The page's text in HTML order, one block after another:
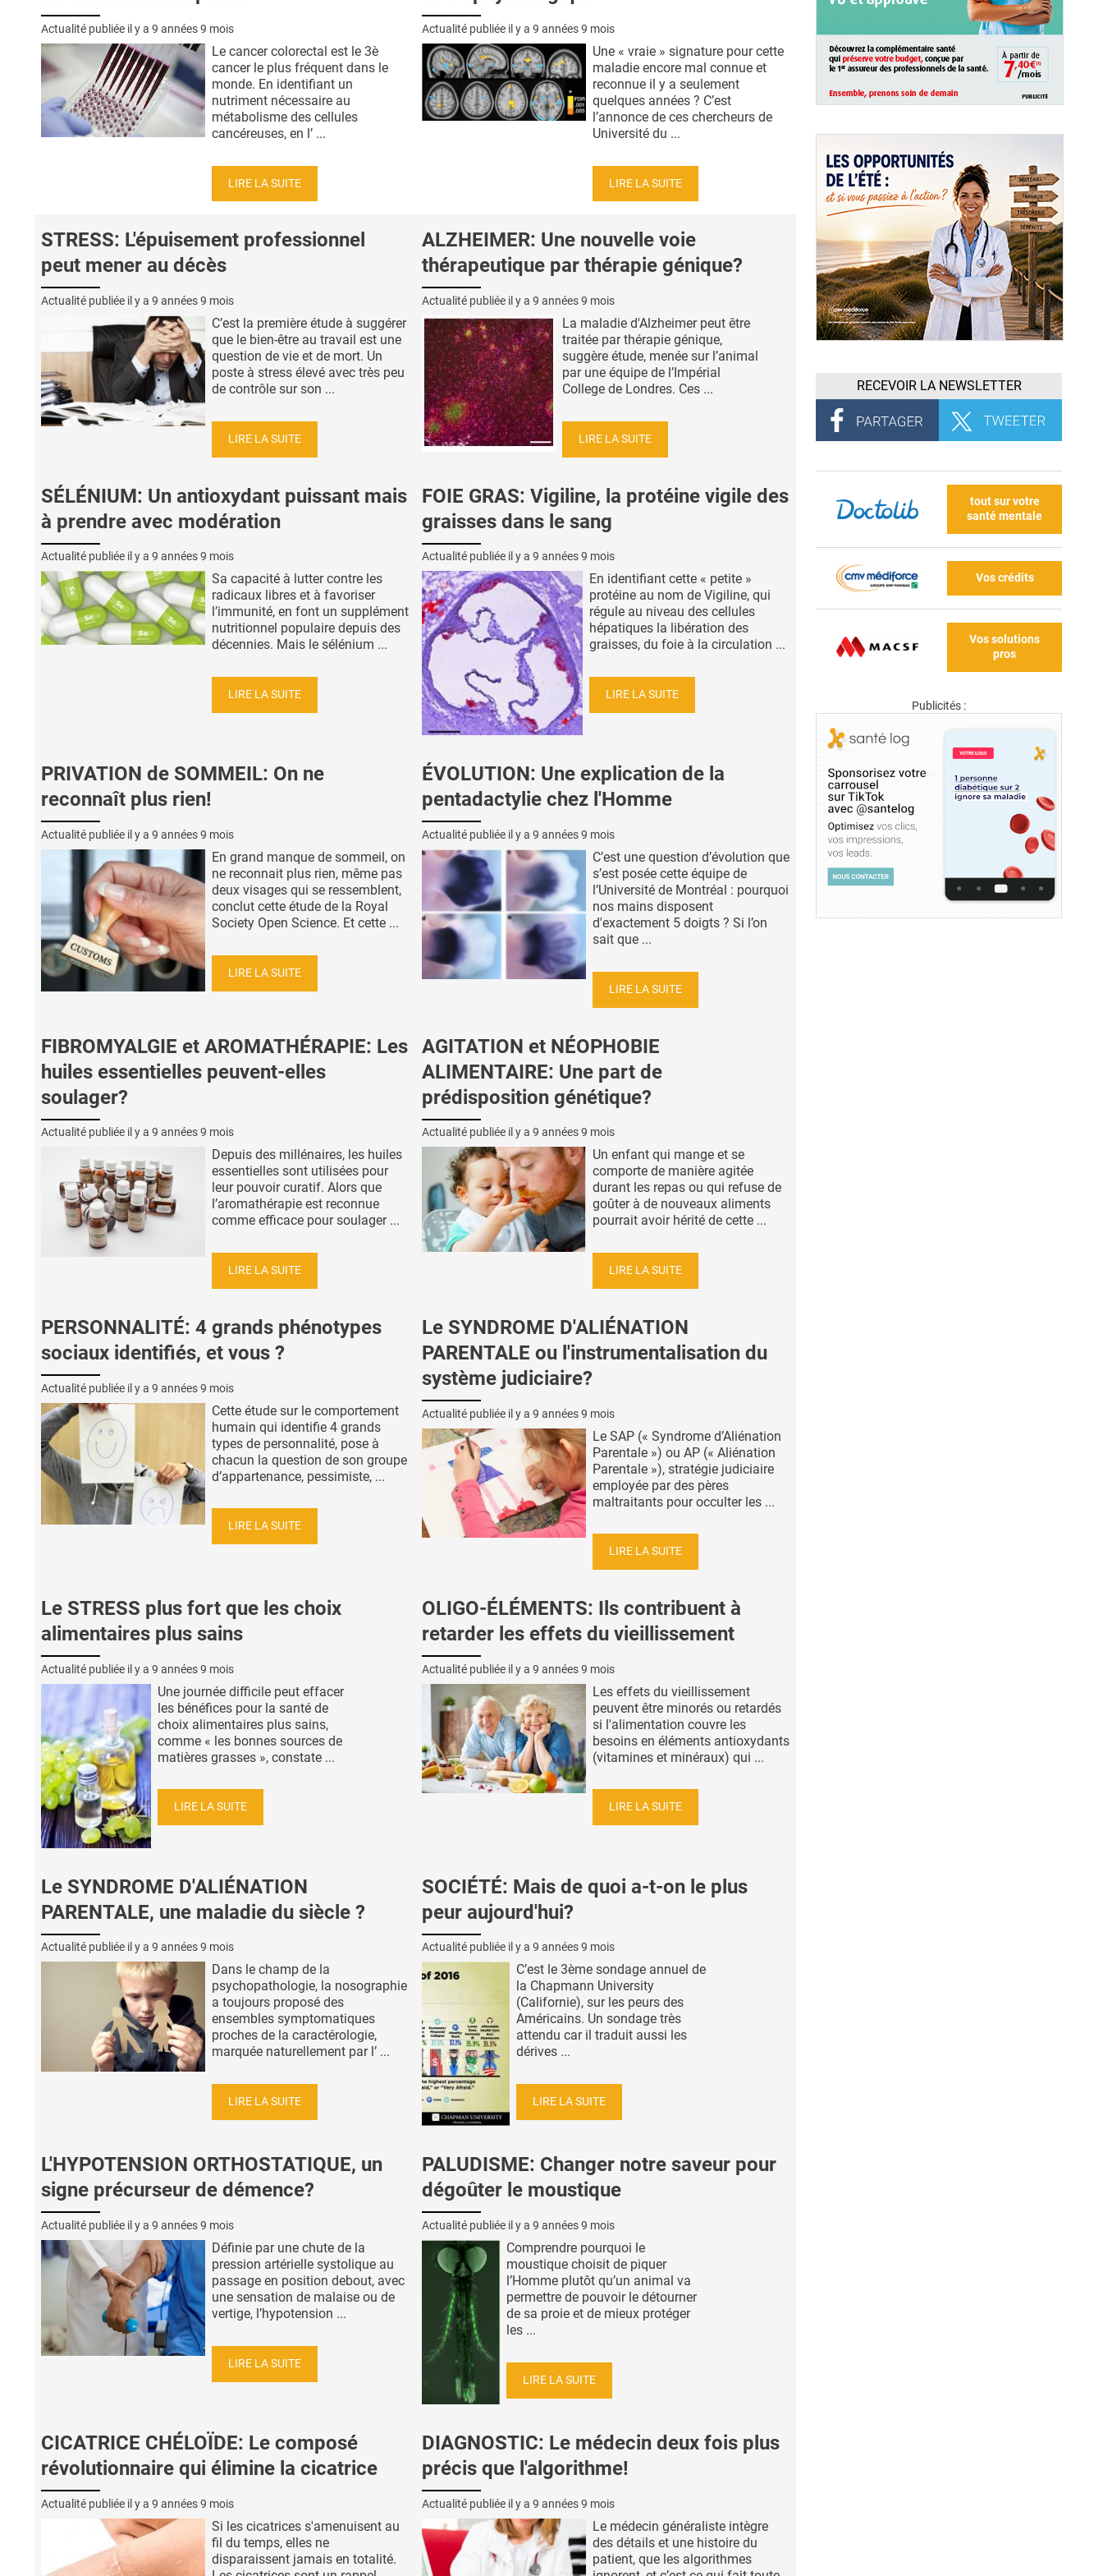
Actualité publiée il y a 9 années 9 mois
Le cancer colorectal est le 3è
cancer le plus fréquent dans le
monde. En identifiant un
nutriment nécessaire au
métabolisme des cellules
cancéreuses, en l’ ...
LIRE LA SUITE
Actualité publiée il y a 9 années 9 mois
Une « vraie » signature pour cette
maladie encore mal connue et
reconnue il y a seulement
quelques années ? C’est
l’annonce de ces chercheurs de
Université du ...
LIRE LA SUITE
STRESS: L'épuisement professionnel
peut mener au décès
Actualité publiée il y a 9 années 9 mois
C’est la première étude à suggérer
que le bien-être au travail est une
question de vie et de mort. Un
poste à stress élevé avec très peu
de contrôle sur son ...
LIRE LA SUITE
ALZHEIMER: Une nouvelle voie
thérapeutique par thérapie génique?
Actualité publiée il y a 9 années 9 mois
La maladie d'Alzheimer peut être
traitée par thérapie génique,
suggère étude, menée sur l’animal
par une équipe de l’Impérial
College de Londres. Ces ...
LIRE LA SUITE
SÉLÉNIUM: Un antioxydant puissant mais
à prendre avec modération
Actualité publiée il y a 9 années 9 mois
Sa capacité à lutter contre les
radicaux libres et à favoriser
l’immunité, en font un supplément
nutritionnel populaire depuis des
décennies. Mais le sélénium ...
LIRE LA SUITE
FOIE GRAS: Vigiline, la protéine vigile des
graisses dans le sang
Actualité publiée il y a 9 années 9 mois
En identifiant cette « petite »
protéine au nom de Vigiline, qui
régule au niveau des cellules
hépatiques la libération des
graisses, du foie à la circulation ...
LIRE LA SUITE
PRIVATION de SOMMEIL: On ne
reconnaît plus rien!
Actualité publiée il y a 9 années 9 mois
En grand manque de sommeil, on
ne reconnait plus rien, même pas
deux visages qui se ressemblent,
conclut cette étude de la Royal
Society Open Science. Et cette ...
LIRE LA SUITE
ÉVOLUTION: Une explication de la
pentadactylie chez l'Homme
Actualité publiée il y a 9 années 9 mois
C’est une question d’évolution que
s’est posée cette équipe de
l’Université de Montréal : pourquoi
nos mains disposent
d'exactement 5 doigts ? Si l’on
sait que ...
LIRE LA SUITE
FIBROMYALGIE et AROMATHÉRAPIE: Les
huiles essentielles peuvent-elles
soulager?
Actualité publiée il y a 9 années 9 mois
Depuis des millénaires, les huiles
essentielles sont utilisées pour
leur pouvoir curatif. Alors que
l’aromathérapie est reconnue
comme efficace pour soulager ...
LIRE LA SUITE
AGITATION et NÉOPHOBIE
ALIMENTAIRE: Une part de
prédisposition génétique?
Actualité publiée il y a 9 années 9 mois
Un enfant qui mange et se
comporte de manière agitée
durant les repas ou qui refuse de
goûter à de nouveaux aliments
pourrait avoir hérité de cette ...
LIRE LA SUITE
PERSONNALITÉ: 4 grands phénotypes
sociaux identifiés, et vous ?
Actualité publiée il y a 9 années 9 mois
Cette étude sur le comportement
humain qui identifie 4 grands
types de personnalité, pose à
chacun la question de son groupe
d’appartenance, pessimiste, ...
LIRE LA SUITE
Le SYNDROME D'ALIÉNATION
PARENTALE ou l'instrumentalisation du
système judiciaire?
Actualité publiée il y a 9 années 9 mois
Le SAP (« Syndrome d’Aliénation
Parentale ») ou AP (« Aliénation
Parentale »), stratégie judiciaire
employée par des pères
maltraitants pour occulter les ...
LIRE LA SUITE
Le STRESS plus fort que les choix
alimentaires plus sains
Actualité publiée il y a 9 années 9 mois
Une journée difficile peut effacer
les bénéfices pour la santé de
choix alimentaires plus sains,
comme « les bonnes sources de
matières grasses », constate ...
LIRE LA SUITE
OLIGO-ÉLÉMENTS: Ils contribuent à
retarder les effets du vieillissement
Actualité publiée il y a 9 années 9 mois
Les effets du vieillissement
peuvent être minorés ou retardés
si l'alimentation couvre les
besoins en éléments antioxydants
(vitamines et minéraux) qui ...
LIRE LA SUITE
Le SYNDROME D'ALIÉNATION
PARENTALE, une maladie du siècle ?
Actualité publiée il y a 9 années 9 mois
Dans le champ de la
psychopathologie, la nosographie
a toujours proposé des
ensembles symptomatiques
proches de la caractérologie,
marquée naturellement par l’ ...
LIRE LA SUITE
SOCIÉTÉ: Mais de quoi a-t-on le plus
peur aujourd'hui?
Actualité publiée il y a 9 années 9 mois
C’est le 3ème sondage annuel de
la Chapmann University
(Californie), sur les peurs des
Américains. Un sondage très
attendu car il traduit aussi les
dérives ...
LIRE LA SUITE
L'HYPOTENSION ORTHOSTATIQUE, un
signe précurseur de démence?
Actualité publiée il y a 9 années 9 mois
Définie par une chute de la
pression artérielle systolique au
passage en position debout, avec
une sensation de malaise ou de
vertige, l’hypotension ...
LIRE LA SUITE
PALUDISME: Changer notre saveur pour
dégoûter le moustique
Actualité publiée il y a 9 années 9 mois
Comprendre pourquoi le
moustique choisit de piquer
l’Homme plutôt qu’un animal va
permettre de pouvoir le détourner
de sa proie et de mieux protéger
les ...
LIRE LA SUITE
CICATRICE CHÉLOÏDE: Le composé
révolutionnaire qui élimine la cicatrice
Actualité publiée il y a 9 années 9 mois
Si les cicatrices s'amenuisent au
fil du temps, elles ne
disparaissent jamais en totalité.
DIAGNOSTIC: Le médecin deux fois plus
précis que l'algorithme!
Actualité publiée il y a 9 années 9 mois
Le médecin généraliste intègre
des détails et une histoire du
patient, que les algorithmes
RECEVOIR LA NEWSLETTER
tout sur votre
santé mentale
Vos crédits
Vos solutions
pros
Publicités :